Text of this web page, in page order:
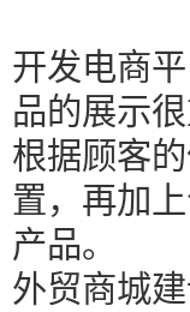
开发电商
品的展示
根据顾客
置，再加
产品。
外贸商城